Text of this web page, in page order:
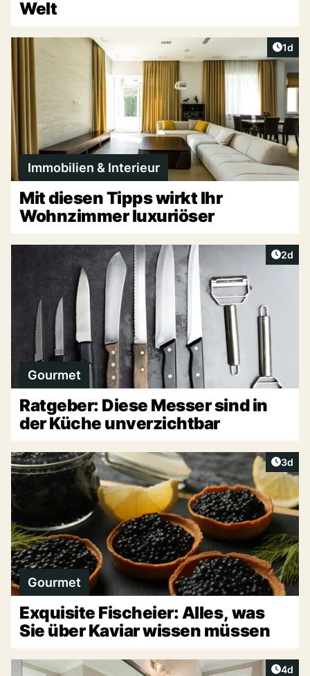
Welt
1d
Immobilien & Interieur
Mit diesen Tipps wirkt Ihr
Wohnzimmer luxuriöser
2d
Gourmet
Ratgeber: Diese Messer sind in
der Küche unverzichtbar
3d
Gourmet
Exquisite Fischeier: Alles, was
Sie über Kaviar wissen müssen
4d